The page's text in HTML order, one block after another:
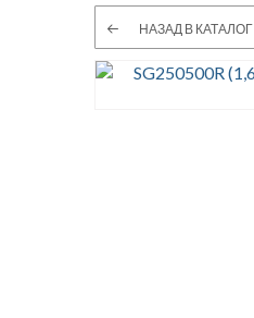
НАЗАД В КАТАЛОГ